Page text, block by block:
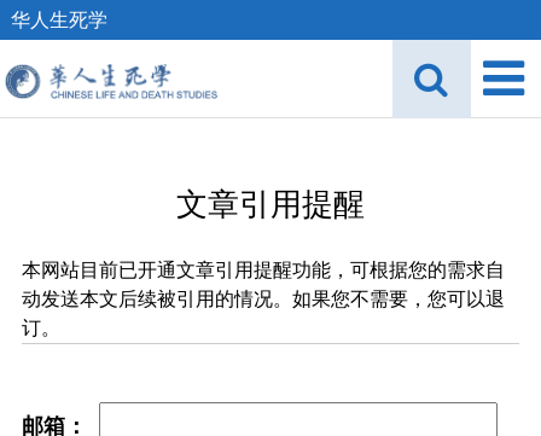
华人生死学
文章引用提醒
本网站目前已开通文章引用提醒功能，可根据您的需求自
动发送本文后续被引用的情况。如果您不需要，您可以退
订。
邮箱：